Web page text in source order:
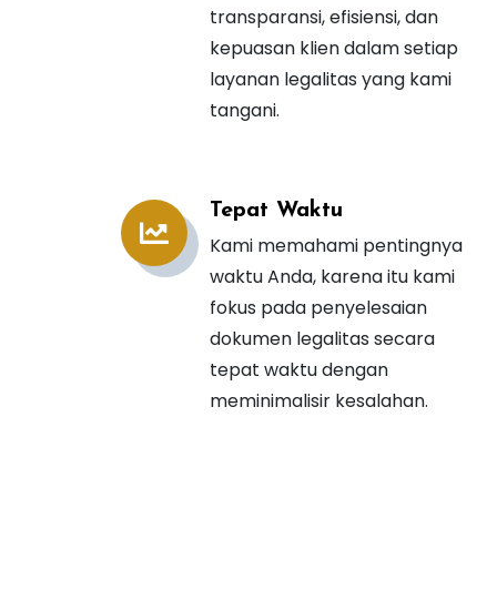
transparansi, efisiensi, dan
kepuasan klien dalam setiap
layanan legalitas yang kami
tangani.
Tepat Waktu
Kami memahami pentingnya
waktu Anda, karena itu kami
fokus pada penyelesaian
dokumen legalitas secara
tepat waktu dengan
meminimalisir kesalahan.